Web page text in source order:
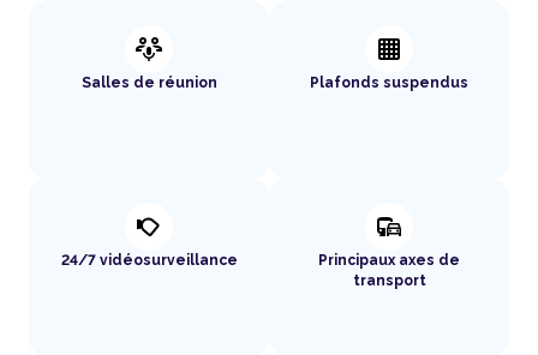
adaptive_audio_mic
Salles de réunion
background_grid_small
Plafonds suspendus
nest_cam_outdoor
24/7 vidéosurveillance
commute
Principaux axes de
transport